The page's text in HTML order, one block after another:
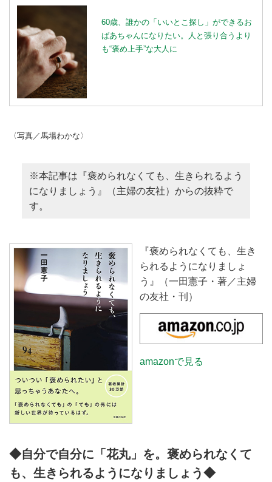
60歳、誰かの「いいとこ探し」ができるお
ばあちゃんになりたい。人と張り合うより
も“褒め上手”な大人に
〈写真／馬場わかな〉
※本記事は『褒められなくても、生きられるよう
になりましょう』（主婦の友社）からの抜粋で
す。
『褒められなくても、生き
られるようになりましょ
う』（一田憲子・著／主婦
の友社・刊）
amazonで見る
◆自分で自分に「花丸」を。褒められなくて
も、生きられるようになりましょう◆